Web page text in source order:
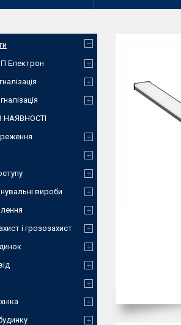
Електрон
НАЯВНОСТІ
вироби
і грозозахист